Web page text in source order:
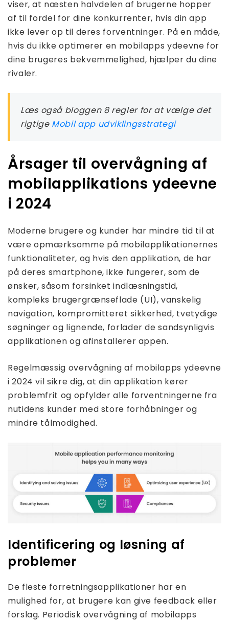
viser, at næsten halvdelen af ​​brugerne hopper
af til fordel for dine konkurrenter, hvis din app
ikke lever op til deres forventninger. På en måde,
hvis du ikke optimerer en mobilapps ydeevne for
dine brugeres bekvemmelighed, hjælper du dine
rivaler.
Læs også bloggen 8 regler for at vælge det
rigtige Mobil app udviklingsstrategi
Årsager til overvågning af
mobilapplikations ydeevne
i 2024
Moderne brugere og kunder har mindre tid til at
være opmærksomme på mobilapplikationernes
funktionaliteter, og hvis den applikation, de har
på deres smartphone, ikke fungerer, som de
ønsker, såsom forsinket indlæsningstid,
kompleks brugergrænseflade (UI), vanskelig
navigation, kompromitteret sikkerhed, tvetydige
søgninger og lignende, forlader de sandsynligvis
applikationen og afinstallerer appen.
Regelmæssig overvågning af mobilapps ydeevne
i 2024 vil sikre dig, at din applikation kører
problemfrit og opfylder alle forventningerne fra
nutidens kunder med store forhåbninger og
mindre tålmodighed.
Identificering og løsning af
problemer
De fleste forretningsapplikationer har en
mulighed for, at brugere kan give feedback eller
forslag. Periodisk overvågning af mobilapps